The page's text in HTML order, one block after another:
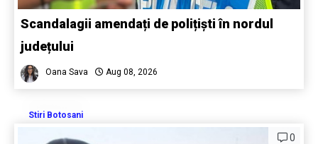
Scandalagii amendați de polițiști în nordul
județului
Oana Sava Aug 08, 2026
Stiri Botosani
0